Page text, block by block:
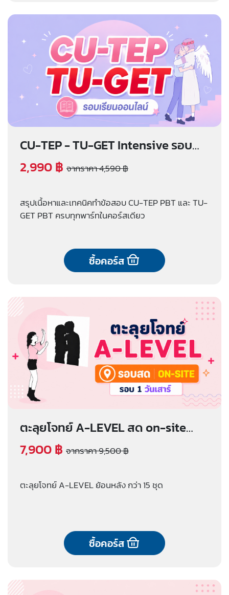
CU-TEP - TU-GET Intensive รอบ
เรียนออนไลน์
2,990 ฿ จากราคา 4,590 ฿
สรุปเนื้อหาและเทคนิคทำข้อสอบ CU-TEP PBT และ TU-
GET PBT ครบทุกพาร์ทในคอร์สเดียว
ซื้อคอร์ส
ตะลุยโจทย์ A-LEVEL สด on-site
(รอบ 1 วันเสาร์)
7,900 ฿ จากราคา 9,500 ฿
ตะลุยโจทย์ A-LEVEL ย้อนหลัง กว่า 15 ชุด
ซื้อคอร์ส